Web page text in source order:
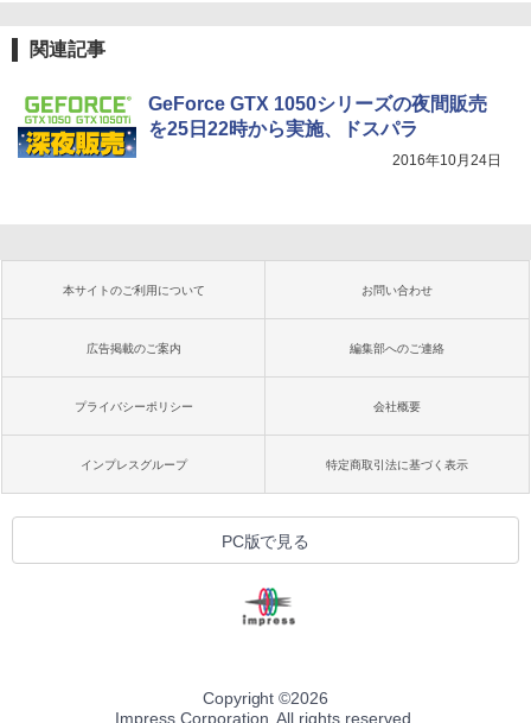
関連記事
GeForce GTX 1050シリーズの夜間販売
を25日22時から実施、ドスパラ
2016年10月24日
本サイトのご利用について お問い合わせ
広告掲載のご案内 編集部へのご連絡
プライバシーポリシー 会社概要
インプレスグループ 特定商取引法に基づく表示
PC版で見る
Copyright ©2026
Impress Corporation. All rights reserved.